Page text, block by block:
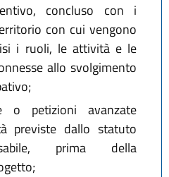
concluso con i
con cui vengono
i ruoli, le attività e le
allo svolgimento
o petizioni avanzate
previste dallo statuto
prima della